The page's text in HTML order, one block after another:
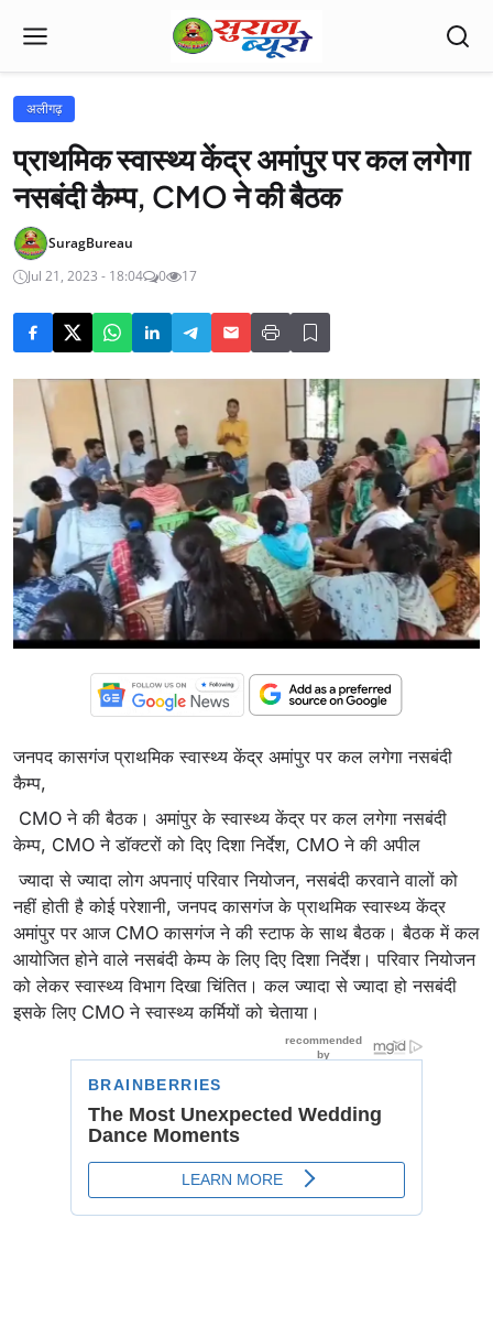
अलीगढ़
प्राथमिक स्वास्थ्य केंद्र अमांपुर पर कल लगेगा
नसबंदी कैम्प, CMO ने की बैठक
SuragBureau
Jul 21, 2023 - 18:04
0 17
जनपद कासगंज प्राथमिक स्वास्थ्य केंद्र अमांपुर पर कल लगेगा नसबंदी
कैम्प,
CMO ने की बैठक। अमांपुर के स्वास्थ्य केंद्र पर कल लगेगा नसबंदी
केम्प, CMO ने डॉक्टरों को दिए दिशा निर्देश, CMO ने की अपील
ज्यादा से ज्यादा लोग अपनाएं परिवार नियोजन, नसबंदी करवाने वालों को
नहीं होती है कोई परेशानी, जनपद कासगंज के प्राथमिक स्वास्थ्य केंद्र
अमांपुर पर आज CMO कासगंज ने की स्टाफ के साथ बैठक। बैठक में कल
आयोजित होने वाले नसबंदी केम्प के लिए दिए दिशा निर्देश। परिवार नियोजन
को लेकर स्वास्थ्य विभाग दिखा चिंतित। कल ज्यादा से ज्यादा हो नसबंदी
इसके लिए CMO ने स्वास्थ्य कर्मियों को चेताया।